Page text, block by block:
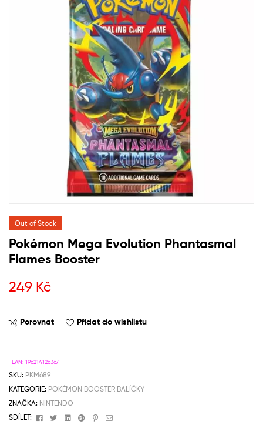
Out of Stock
Pokémon Mega Evolution Phantasmal
Flames Booster
249 Kč
Porovnat Přidat do wishlistu
EAN: 196214126367
SKU: PKM689
KATEGORIE: POKÉMON BOOSTER BALÍČKY
ZNAČKA: NINTENDO
SDÍLET:
FacebookTwitterLinkedinGoogle+Pinterest
Email